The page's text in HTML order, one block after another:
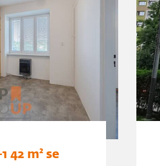
42 m² se